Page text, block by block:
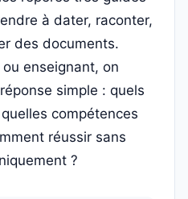
à dater, raconter,
des documents.
enseignant, on
simple : quels
compétences
réussir sans
?